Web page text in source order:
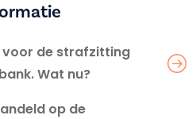
voor de strafzitting
Wat nu?
op de